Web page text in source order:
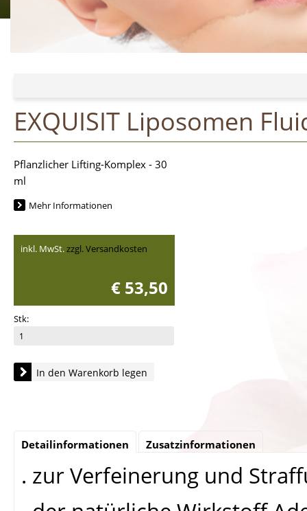
EXQUISIT Liposomen
Pflanzlicher Lifting-Komplex - 30
ml
Mehr Informationen
inkl. MwSt.zzgl. Versandkosten
€ 53,50
Stk:
In den Warenkorb legen
Detailinformationen Zusatzinformationen
. zur Verfeinerung und